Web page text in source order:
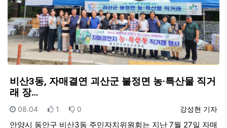
비산3동, 자매결연 괴산군 불정면 농·특산물 직거
래 장…
등록자
강성현 기자
등록일
08.04 추천
1 비추천
0
안양시 동안구 비산3동 주민자치위원회는 지난 7월 27일 자매